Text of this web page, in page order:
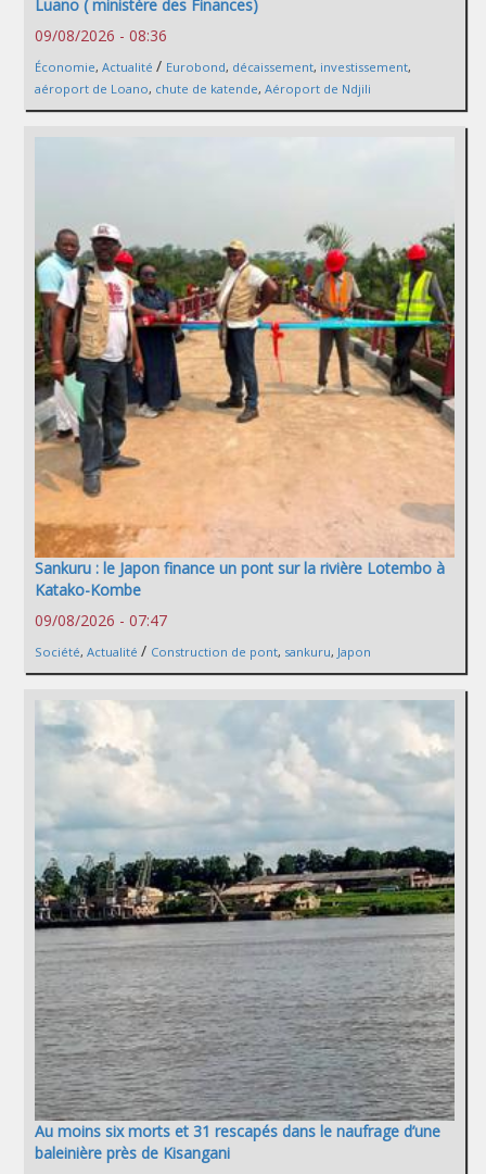
Luano ( ministère des Finances)
09/08/2026 - 08:36
Économie, Actualité / Eurobond, décaissement, investissement,
aéroport de Loano, chute de katende, Aéroport de Ndjili
Sankuru : le Japon finance un pont sur la rivière Lotembo à
Katako-Kombe
09/08/2026 - 07:47
Société, Actualité / Construction de pont, sankuru, Japon
Au moins six morts et 31 rescapés dans le naufrage d’une
baleinière près de Kisangani